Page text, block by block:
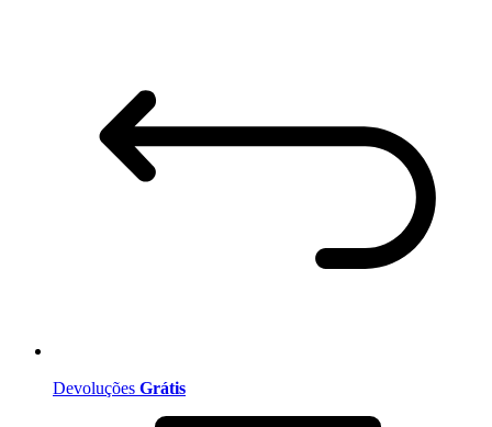
Devoluções Grátis